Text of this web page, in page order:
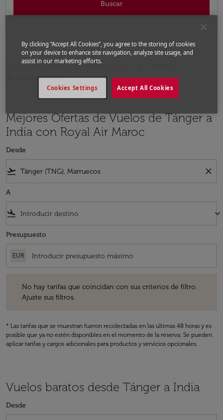
Buscar
Inicio Vuelos Vuelos a India
de Tánger a India
Mejores Ofertas de Vuelos de Tánger a
India con Royal Air Maroc
Desde
flight_takeoff close
A
flight_land keyboard_arrow_down
Presupuesto
EUR
No hay tarifas que coincidan con sus criterios de filtro.
Ajuste sus filtros.
* Las tarifas que se muestran fueron recolectadas en las últimas 48 horas y es
posible que ya no estén disponibles en el momento de la reserva. Se pueden
aplicar tarifas y cargos adicionales para productos y servicios opcionales.
Vuelos baratos desde Tánger a India
Desde
By clicking “Accept All Cookies”, you agree to the storing of cookies
on your device to enhance site navigation, analyze site usage, and
assist in our marketing efforts.
Accept All Cookies
Cookies Settings